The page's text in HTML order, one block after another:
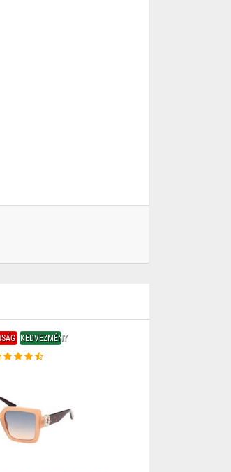
KEDVEZMÉNY